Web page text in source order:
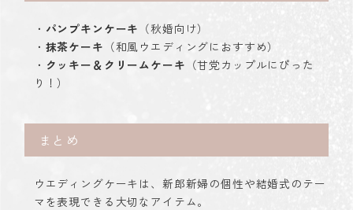
・ パンプキンケーキ （秋婚向け）
・ 抹茶ケーキ （和風ウエディングにおすすめ）
・ クッキー＆クリームケーキ （甘党カップルにぴった
り！）
まとめ
ウエディングケーキは、新郎新婦の個性や結婚式のテー
マを表現できる大切なアイテム。